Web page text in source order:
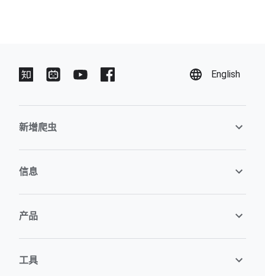
English
新增爬虫
信息
产品
工具